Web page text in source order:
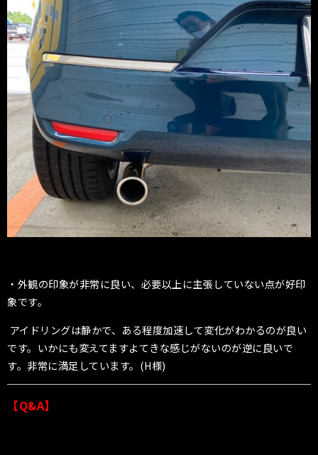
・外観の印象が非常に良い、必要以上に主張していない点が好印
象です。
アイドリングは静かで、ある程度加速して変化がわかるのが良い
です。いかにも変えてますよてきな感じがないのが逆に良いで
す。非常に満足しています。(H様)
【Q&A】